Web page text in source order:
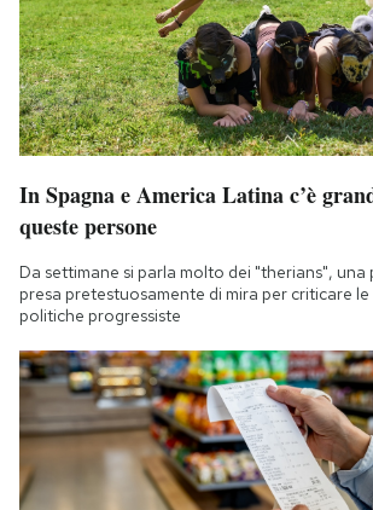
In Spagna e America Latina c’è
queste persone
Da settimane si parla molto dei "therians",
presa pretestuosamente di mira per criticare
politiche progressiste